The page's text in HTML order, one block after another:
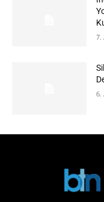
7.
6.